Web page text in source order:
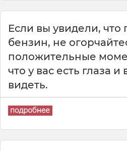
Если вы увидели, что
бензин, не
положительные
что у вас есть глаза
видеть.